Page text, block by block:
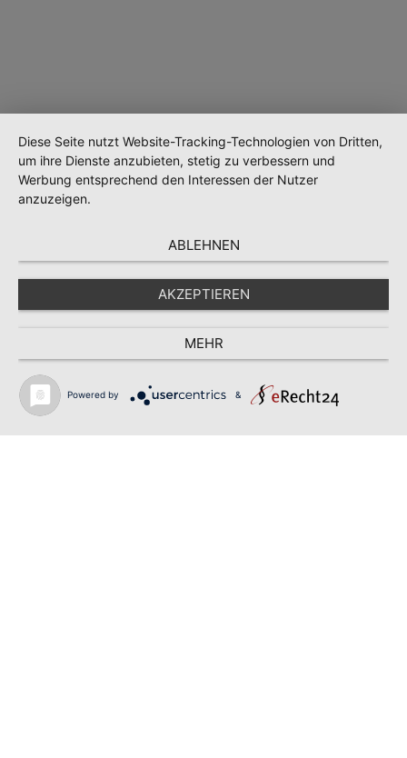
Wird geladen …
Diese Seite nutzt Website-Tracking-Technologien von Dritten,
um ihre Dienste anzubieten, stetig zu verbessern und
Werbung entsprechend den Interessen der Nutzer
anzuzeigen.
ABLEHNEN
AKZEPTIEREN
MEHR
Powered by &